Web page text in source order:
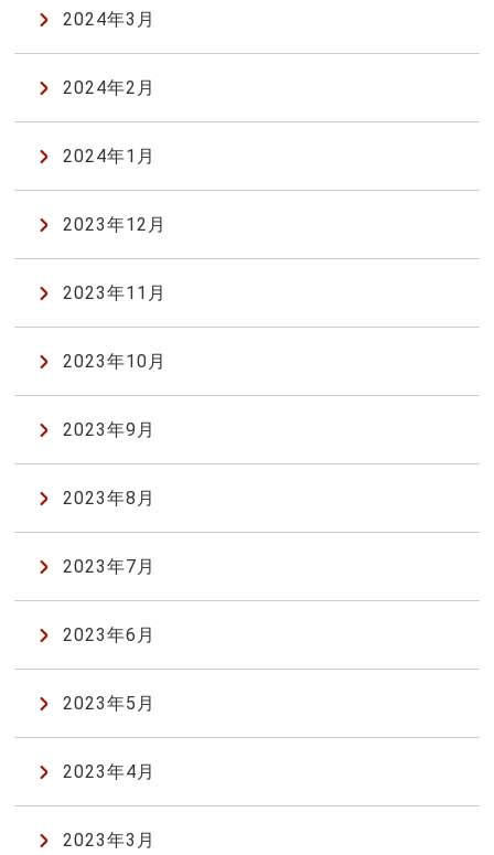
2024年3月
2024年2月
2024年1月
2023年12月
2023年11月
2023年10月
2023年9月
2023年8月
2023年7月
2023年6月
2023年5月
2023年4月
2023年3月